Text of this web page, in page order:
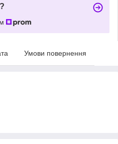
Умови повернення